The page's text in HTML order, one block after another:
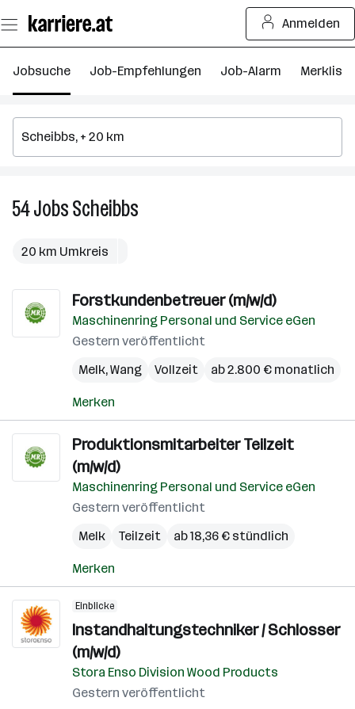
Seiteninhalt
springen
Anmelden
Jobsuche Job-Empfehlungen Job-Alarm Merkliste
54JobsScheibbs
20 km Umkreis
Forstkundenbetreuer (m/w/d)
Maschinenring Personal und Service eGen
Gestern veröffentlicht
Melk,Wang Vollzeit ab 2.800 € monatlich
Merken
Produktionsmitarbeiter Teilzeit
(m/w/d)
Maschinenring Personal und Service eGen
Gestern veröffentlicht
Melk
Teilzeit ab 18,36 € stündlich
Merken
Einblicke
Instandhaltungstechniker / Schlosser
(m/w/d)
Stora Enso Division Wood Products
Gestern veröffentlicht